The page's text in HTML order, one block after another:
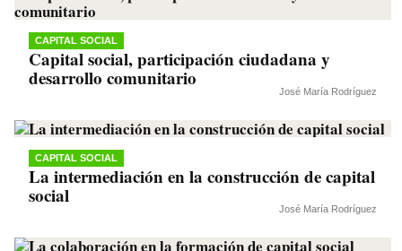
CAPITAL SOCIAL
Capital social, participación ciudadana y
desarrollo comunitario
José María Rodríguez
CAPITAL SOCIAL
La intermediación en la construcción de capital
social
José María Rodríguez